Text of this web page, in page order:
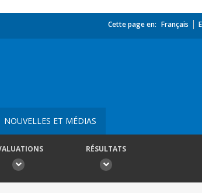
Cette page en: Français
NOUVELLES ET MÉDIAS
RÉSULTATS